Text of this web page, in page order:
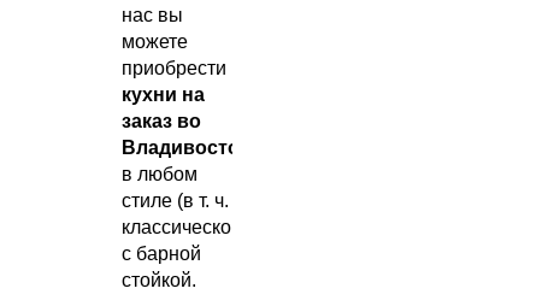
нас вы
можете
приобрести
кухни на
заказ во
Владивостоке
в любом
стиле (в т. ч.
классическом)
с барной
стойкой.